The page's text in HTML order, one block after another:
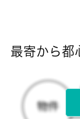
所在階
最寄から都